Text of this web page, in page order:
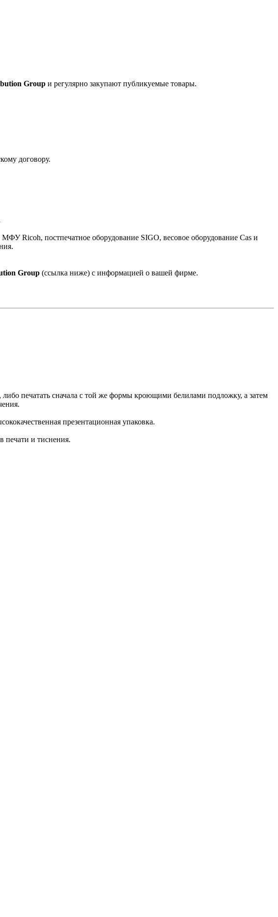
Group и регулярно закупают публикуемые товары.
договору.
Ricoh, постпечатное оборудование SIGO, весовое оборудование Cas и
Group (ссылка ниже) с информацией о вашей фирме.
печатать сначала с той же формы кроющими белилами подложку, а затем
презентационная упаковка.
печати и тиснения.